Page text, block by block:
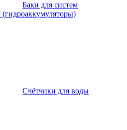
Баки для систем
Счётчики для воды